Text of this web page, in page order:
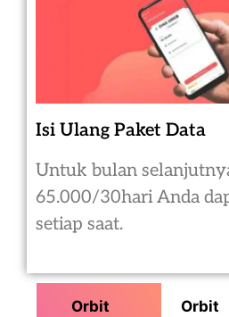
Isi Ulang Paket Data
Untuk bulan
65.000/30hari Anda
setiap saat.
Orbit
Orbit